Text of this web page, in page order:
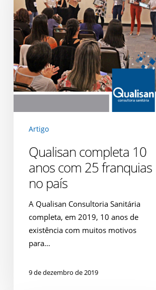
com
25
franquias
no
país
Artigo
Qualisan completa 10
anos com 25 franquias
no país
A Qualisan Consultoria Sanitária
completa, em 2019, 10 anos de
existência com muitos motivos
para…
9 de dezembro de 2019